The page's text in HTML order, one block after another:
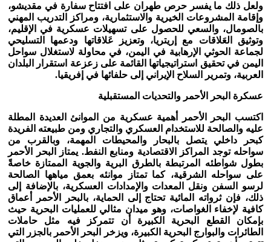
ولعل ذلك ما يفسر حرص طهران على افتتاح سفارة في مقديشو،
وإقامة المشروعات الخيرية والاستثمارية، ومراكز التدريب المهني
بالصومال، والسعي للحصول على تسهيلات عسكرية في الإقليم،
وتوثيق العَلاقات مع إريتريا، وتعزيز عَلاقاتها ودعمها التسليحي
لجماعة الحوثي الإرهابية في اليمن، في محاولة لاستغلال سواحل
اليمن في تحقيق استراتيجياتها القائمة على زعزعة استقرار البلدان
العربية، وتمرير السلاح الإيراني إلى حلفائها في إفريقيا.
عسكرة البحر الأحمر والتحديات المستقبلية
اكتسب البحر الأحمر أهمية عسكرية من الموانئ العديدة المطلة
عليه والصالحة للاستخدام العسكري والتجاري ومن طبيعته الفريدة
كبحر داخلي يتصل بالبحار والمحيطات المهمة، وبالقرب من
سواحله توجد المراكز الاقتصادية ومنابع النفط. يمتاز البحر الأحمر
بطول شواطئه المرتبطة بالطرق البرية والجوية الممتازة خاصةً
على سواحله الشرقية، كما تمتاز موانئه بعمق مياهها الصالحة
لرسو السفن ونقل المعدات والإمدادات العسكرية، بالإضافة إلى
ذلك، فإن ثرواته المائية تحتاج إلى الحماية، بالبحر الأحمر أعماق
كافية لإخفاء الغواصات، وهو ميدان مثالي للعمليات البحرية حيث
بإمكان القطع البحرية الكبيرة أن تتمركز فيه مثل حاملات
الطائرات والبوارج البحرية الكبيرة، ويزخر البحر الأحمر بالجزر التي